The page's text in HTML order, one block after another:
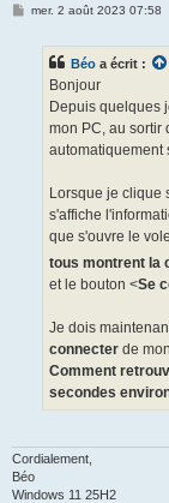
Mmer. 2 août 2023 07:58
Béo a écrit :
Bonjour
Depuis quelques
mon PC, au sortir
automatiquement
Lorsque je clique
s'affiche
que s'ouvre le
tous montrent la
et le bouton <Se
Je dois
connecter de
Comment
secondes
Cordialement,
Béo
Windows 11 25H2